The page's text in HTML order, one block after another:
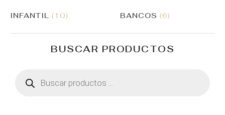
INFANTIL (10) BANCOS (6)
BUSCAR PRODUCTOS